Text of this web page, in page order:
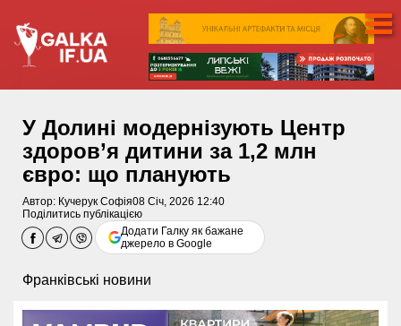
У Долині модернізують Центр
здоров’я дитини за 1,2 млн
євро: що планують
Автор: Кучерук Софія08 Січ, 2026 12:40
Поділитись публікацією
Додати Галку як бажане
джерело в Google
Франківські новини